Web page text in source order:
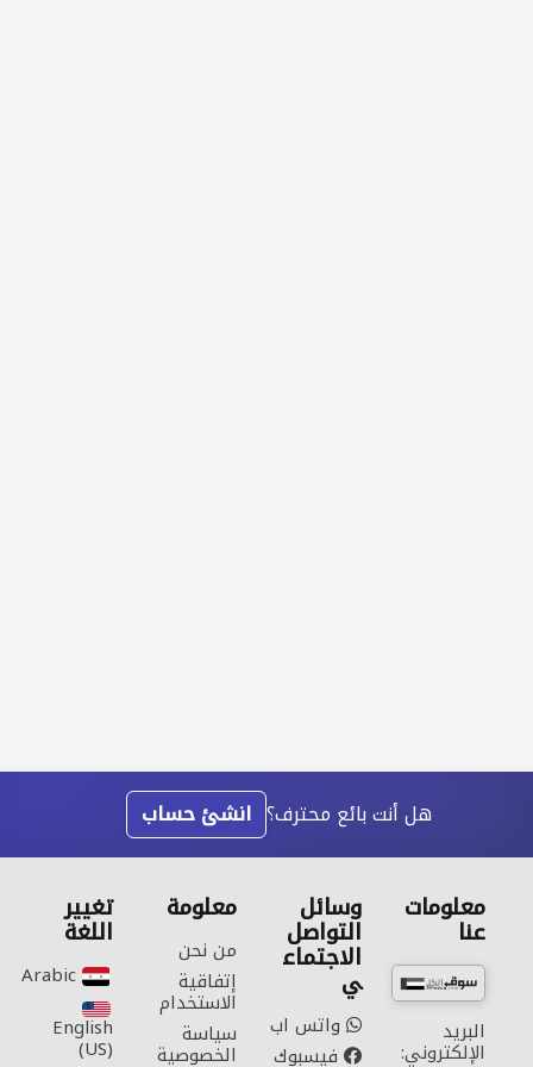
هل أنت بائع محترف؟ انشئ حساب
معلومات
عنا
البريد
الإلكتروني:
وسائل
التواصل
الاجتماع
ي
واتس اب
فيسبوك
معلومة
من نحن
إتفاقية
الاستخدام
سياسة
الخصوصية
تغيير
اللغة
Arabic‎
English
(US)‎